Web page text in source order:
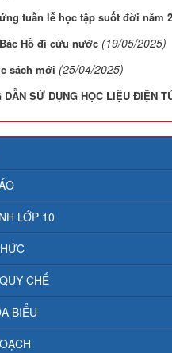
tuần lễ học tập suốt đời năm
Hồ đi cứu nước (19/05/2025)
sách mới (25/04/2025)
DẪN SỬ DỤNG HỌC LIỆU ĐIỆN
LỚP 10
CHẾ
BIỂU